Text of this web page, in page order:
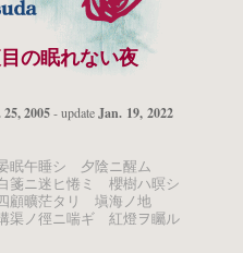
の眠れない夜
25, 2005- updateJan. 19, 2022
午睡シ 夕陰ニ醒ム
ニ迷ヒ惓ミ 櫻樹ハ暝シ
曠茫タリ 塡海ノ地
ノ徑ニ喘ギ 紅燈ヲ矚ル